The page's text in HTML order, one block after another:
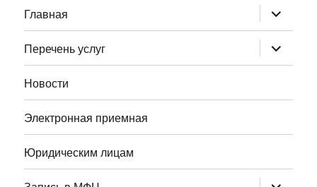
Главная раскрыть
дочернее
меню
Перечень услуг
раскрыть
дочернее
меню
Новости
Электронная приемная
Юридическим лицам
раскрыть